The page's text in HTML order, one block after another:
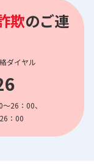
欺のご連
ダイヤル
26：00、
：00